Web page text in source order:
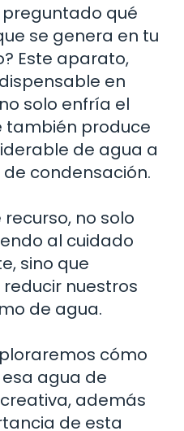
preguntado qué
se genera en tu
Este aparato,
en
solo enfría el
también produce
de agua a
condensación.
no solo
al cuidado
sino que
nuestros
de agua.
cómo
agua de
además
de esta